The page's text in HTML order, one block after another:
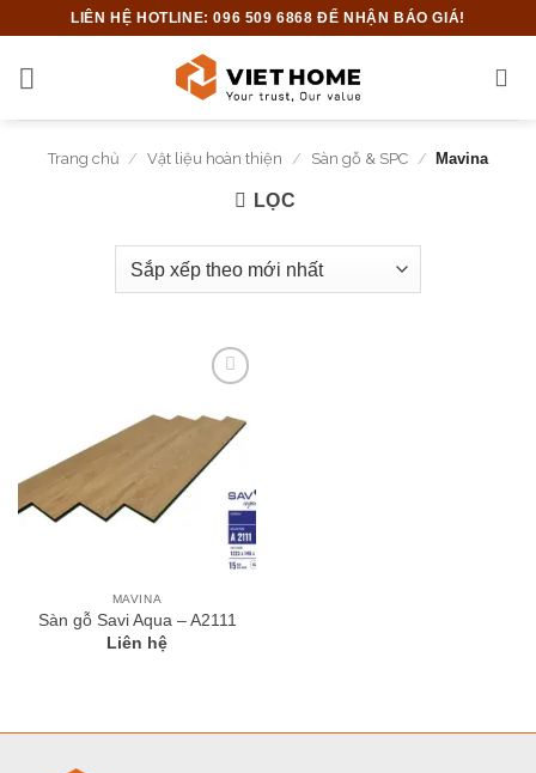
nội
LIÊN HỆ HOTLINE: 096 509 6868 ĐỂ NHẬN BÁO GIÁ!
Trang chủ / Vật liệu hoàn thiện / Sàn gỗ & SPC / Mavina
LỌC
wishlist
MAVINA
Sàn gỗ Savi Aqua – A2111
Liên hệ